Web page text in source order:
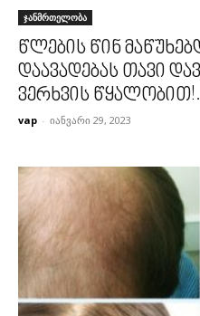
ჯანმრთელობა
წლების წინ
დაავადებას თავი
ვერხვის
vap - იანვარი 29, 2023